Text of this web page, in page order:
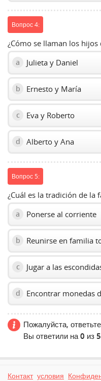
Вопрос 4:
¿Cómo se llaman los
a Julieta y Daniel
b Ernesto y María
c Eva y Roberto
d Alberto y Ana
Вопрос 5:
¿Cuál es la tradición de la
a Ponerse al corriente
b Reunirse en familia
c Jugar a las
d Encontrar monedas
Пожалуйста,
Вы ответили на 0 из 5
Контакт условия